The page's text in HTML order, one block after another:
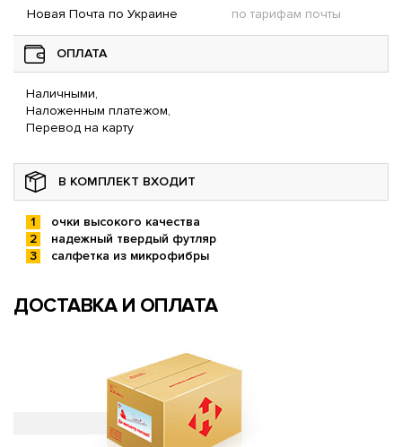
Новая Почта по Украине по тарифам почты
ОПЛАТА
Наличными,
Наложенным платежом,
Перевод на карту
В КОМПЛЕКТ ВХОДИТ
очки высокого качества
надежный твердый футляр
салфетка из микрофибры
ДОСТАВКА И ОПЛАТА